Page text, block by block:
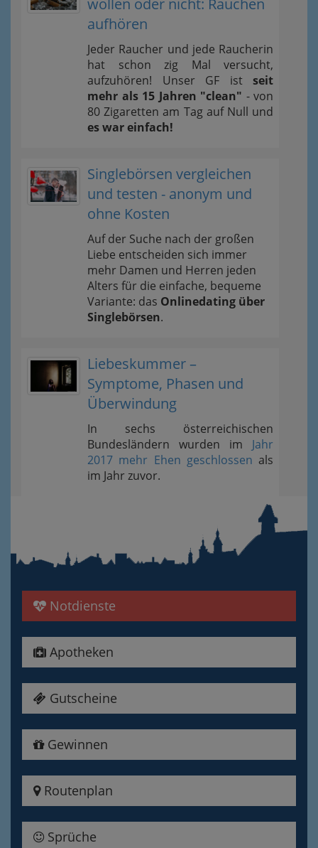
wollen oder nicht: Rauchen
aufhören
Jeder Raucher und jede Raucherin
hat schon zig Mal versucht,
aufzuhören! Unser GF ist seit
mehr als 15 Jahren "clean" - von
80 Zigaretten am Tag auf Null und
es war einfach!
Singlebörsen vergleichen
und testen - anonym und
ohne Kosten
Auf der Suche nach der großen
Liebe entscheiden sich immer
mehr Damen und Herren jeden
Alters für die einfache, bequeme
Variante: das Onlinedating über
Singlebörsen.
Liebeskummer –
Symptome, Phasen und
Überwindung
In sechs österreichischen
Bundesländern wurden im Jahr
2017 mehr Ehen geschlossen als
im Jahr zuvor.
Notdienste
Apotheken
Gutscheine
Gewinnen
Routenplan
Sprüche